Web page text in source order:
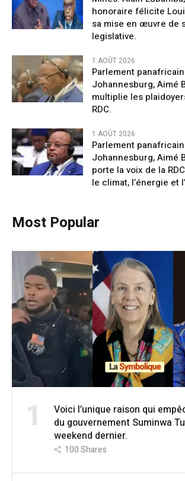
honoraire félicite
sa mise en œuvre de
legislative.
1 AOÛT 2026
Parlement
Johannesburg, Aimé
multiplie les
RDC.
1 AOÛT 2026
Parlement
Johannesburg, Aimé
porte la voix de la
le climat, l’énergie et
Most Popular
1
Voici l’unique raison qui
du gouvernement Suminwa
weekend dernier.
100Shares